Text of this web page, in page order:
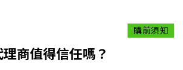
購前須知
商值得信任嗎？